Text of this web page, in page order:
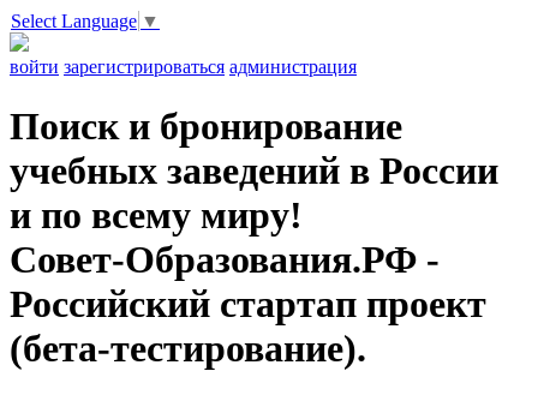
Select Language ▼
войти зарегистрироваться администрация
Поиск и бронирование
учебных заведений в России
и по всему миру!
Совет-Образования.РФ -
Российский стартап проект
(бета-тестирование).